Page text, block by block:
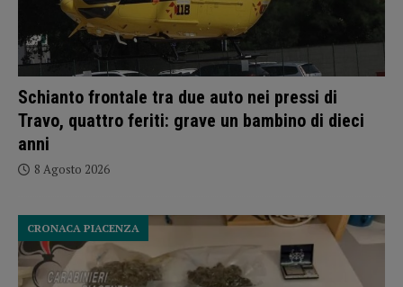
Schianto frontale tra due auto nei pressi di
Travo, quattro feriti: grave un bambino di dieci
anni
8 Agosto 2026
CRONACA PIACENZA